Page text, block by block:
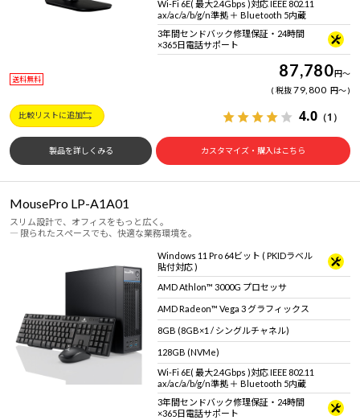
Wi-Fi 6E( 最大2.4Gbps )対応 IEEE 802.11
ax/ac/a/b/g/n準拠 ＋ Bluetooth 5内蔵
3年間センドバック修理保証・24時間
×365日電話サポート
送料無料 87,780円～
税抜79,800 円～
比較リストに追加 4.0 （1）
製品を詳しくみる カスタマイズ・購入はこちら
MousePro LP-A1A01
スリム設計で、オフィスをもっと広く。
― 限られたスペースでも、快適な業務環境を。
Windows 11 Pro 64ビット ( PKIDラベル
貼付対応 )
AMD Athlon™ 3000G プロセッサ
AMD Radeon™ Vega 3 グラフィックス
8GB (8GB×1 / シングルチャネル)
128GB (NVMe)
Wi-Fi 6E( 最大2.4Gbps )対応 IEEE 802.11
ax/ac/a/b/g/n準拠 ＋ Bluetooth 5内蔵
3年間センドバック修理保証・24時間
×365日電話サポート